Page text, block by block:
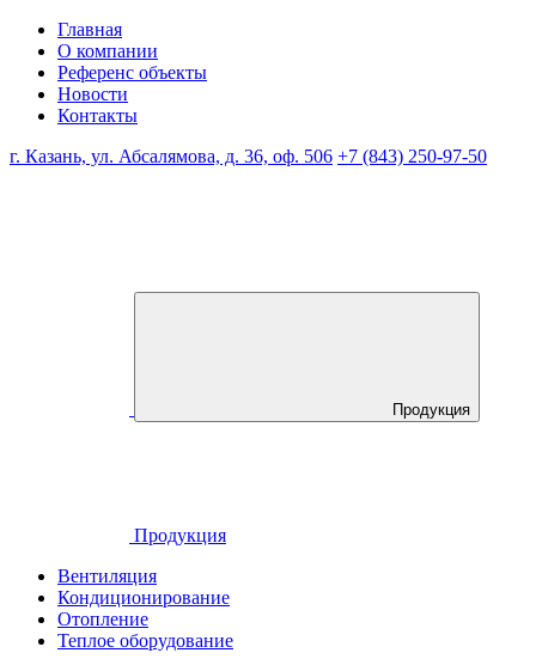
Главная
О компании
Референс объекты
Новости
Контакты
г. Казань, ул. Абсалямова, д. 36, оф. 506 +7 (843) 250-97-50
Продукция
Продукция
Вентиляция
Кондиционирование
Отопление
Теплое оборудование